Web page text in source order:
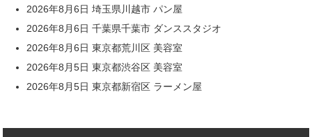
2026年8月6日 埼玉県川越市 パン屋
2026年8月6日 千葉県千葉市 ダンススタジオ
2026年8月6日 東京都荒川区 美容室
2026年8月5日 東京都渋谷区 美容室
2026年8月5日 東京都新宿区 ラーメン屋